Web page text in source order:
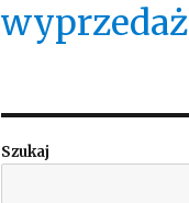
wyprzedaż
Szukaj